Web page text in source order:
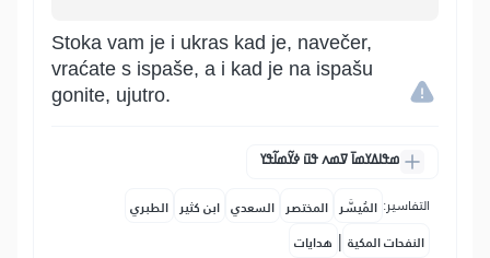
Stoka vam je i ukras kad je, navečer,
vraćate s ispaše, a i kad je na ispašu
gonite, ujutro.
ߘߟߊߡߌߘߊ߫ ߜߘߍ ߟߎ߫ ߦߌ߬ߘߊ߬ߟߌ
التفاسير: المُيسَّر المختصر السعدي ابن كثير الطبري
النفحات المكية | هدايات